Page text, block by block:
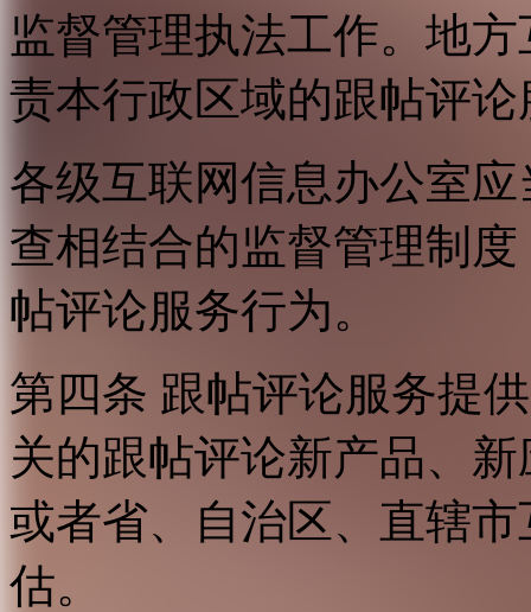
监督管理执法工作。地
责本行政区域的跟帖评
各级互联网信息办公室
查相结合的监督管理制
帖评论服务行为。
第四条 跟帖评论服务提
关的跟帖评论新产品、
或者省、自治区、直辖
估。